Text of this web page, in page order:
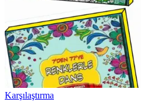
Karşılaştırma